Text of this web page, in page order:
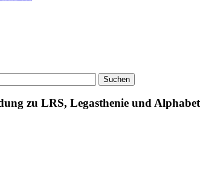
zu LRS, Legasthenie und